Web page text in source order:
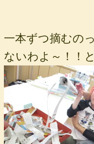
一本ずつ摘む
ないわよ～！！